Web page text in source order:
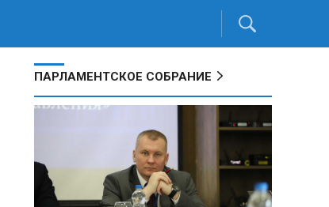
ПАРЛАМЕНТСКОЕ СОБРАНИЕ